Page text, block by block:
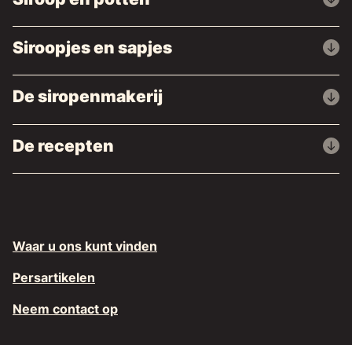
Siroopjes en sapjes
De siropenmakerij
De recepten
Waar u ons kunt vinden
Persartikelen
Neem contact op